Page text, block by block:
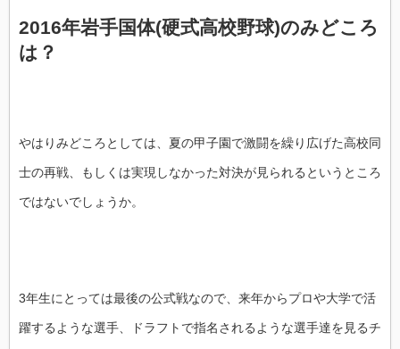
2016年岩手国体(硬式高校野球)のみどころ
は？
やはりみどころとしては、夏の甲子園で激闘を繰り広げた高校同
士の再戦、もしくは実現しなかった対決が見られるというところ
ではないでしょうか。
3年生にとっては最後の公式戦なので、来年からプロや大学で活
躍するような選手、ドラフトで指名されるような選手達を見るチ